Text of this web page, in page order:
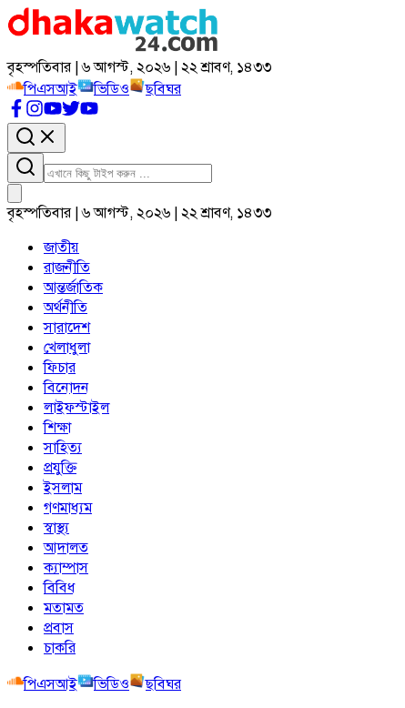
বৃহস্পতিবার | ৬ আগস্ট, ২০২৬ | ২২ শ্রাবণ, ১৪৩৩
পিএসআই
ভিডিও ছবিঘর
বৃহস্পতিবার | ৬ আগস্ট, ২০২৬ | ২২ শ্রাবণ, ১৪৩৩
জাতীয়
রাজনীতি
আন্তর্জাতিক
অর্থনীতি
সারাদেশ
খেলাধুলা
ফিচার
বিনোদন
লাইফস্টাইল
শিক্ষা
সাহিত্য
প্রযুক্তি
ইসলাম
গণমাধ্যম
স্বাস্থ্য
আদালত
ক্যাম্পাস
বিবিধ
মতামত
প্রবাস
চাকরি
পিএসআই
ভিডিও
ছবিঘর